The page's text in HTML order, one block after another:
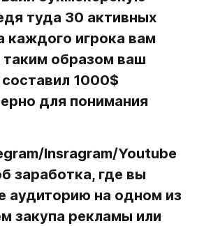
туда 30 активных
каждого игрока вам
таким образом ваш
1000$
для понимания
Insragram/Youtube
заработка, где вы
аудиторию на одном из
закупа рекламы или